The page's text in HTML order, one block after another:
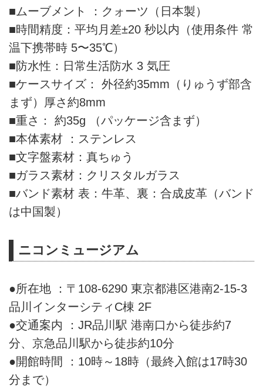
■ムーブメント ：クォーツ（日本製）
■時間精度：平均月差±20 秒以内（使用条件 常
温下携帯時 5〜35℃）
■防水性：日常生活防水 3 気圧
■ケースサイズ： 外径約35mm（りゅうず部含
まず）厚さ約8mm
■重さ： 約35g （パッケージ含まず）
■本体素材 ：ステンレス
■文字盤素材：真ちゅう
■ガラス素材：クリスタルガラス
■バンド素材 表：牛革、裏：合成皮革（バンド
は中国製）
ニコンミュージアム
●所在地 ：〒108-6290 東京都港区港南2-15-3
品川インターシティC棟 2F
●交通案内 ：JR品川駅 港南口から徒歩約7
分、京急品川駅から徒歩約10分
●開館時間 ：10時～18時（最終入館は17時30
分まで）